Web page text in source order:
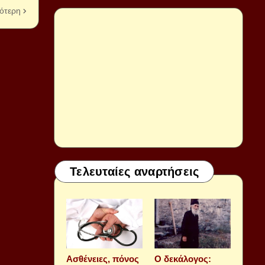
Τελευταίες αναρτήσεις
Aσθένειες, πόνος
Ο δεκάλογος: